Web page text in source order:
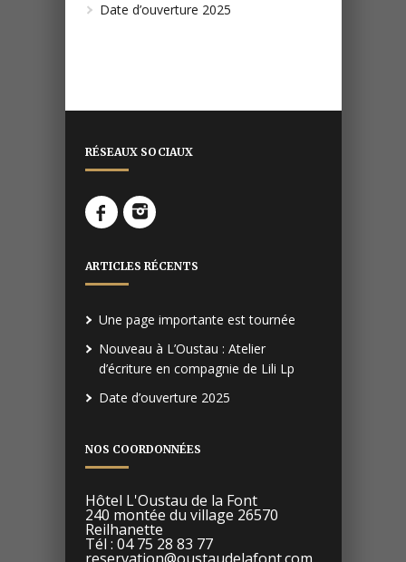
Date d’ouverture 2025
RÉSEAUX SOCIAUX
ARTICLES RÉCENTS
Une page importante est tournée
Nouveau à L’Oustau : Atelier
d’écriture en compagnie de Lili Lp
Date d’ouverture 2025
NOS COORDONNÉES
Hôtel L'Oustau de la Font
240 montée du village 26570
Reilhanette
Tél : 04 75 28 83 77